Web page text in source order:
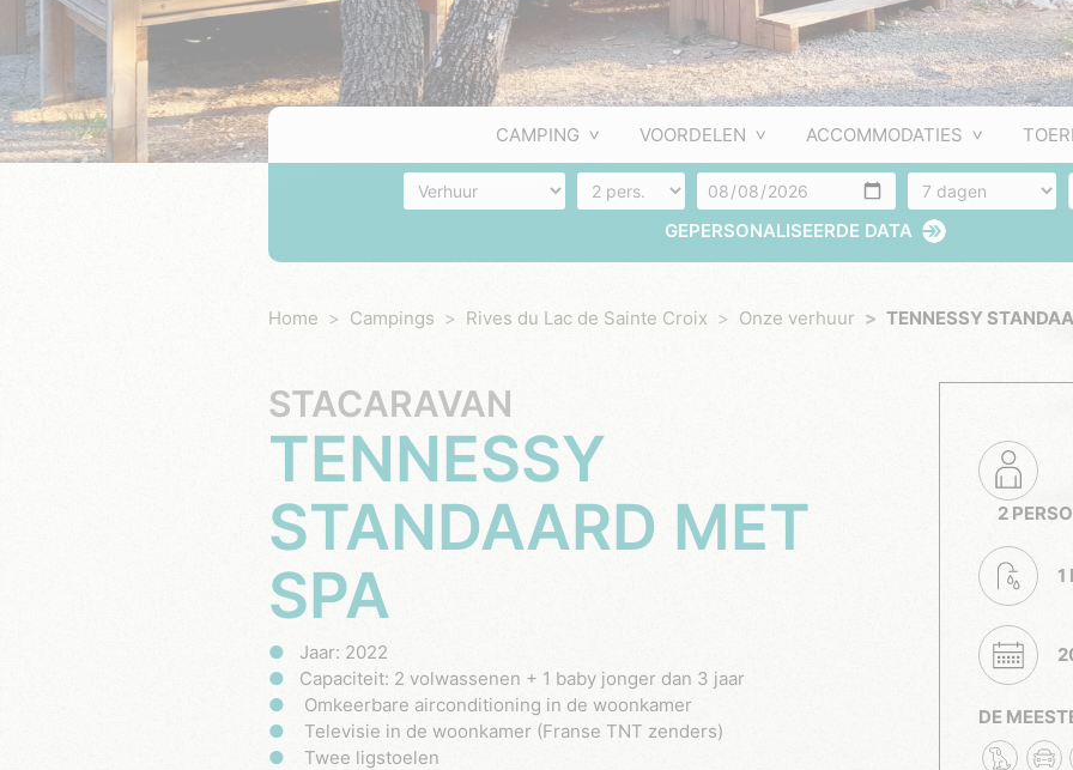
CAMPING VOORDELEN ACCOMMODATIES
Accommodatie Aantal personen Aankomst Aantal dagen
GEPERSONALISEERDE DATA
Home Campings Rives du Lac de Sainte Croix Onze verhuur TENNESSY
STACARAVAN
TENNESSY
STANDAARD MET
SPA
Jaar: 2022
Capaciteit: 2 volwassenen + 1 baby jonger dan 3 jaar
Omkeerbare airconditioning in de woonkamer
Televisie in de woonkamer (Franse TNT zenders)
Twee ligstoelen
2
1
DE